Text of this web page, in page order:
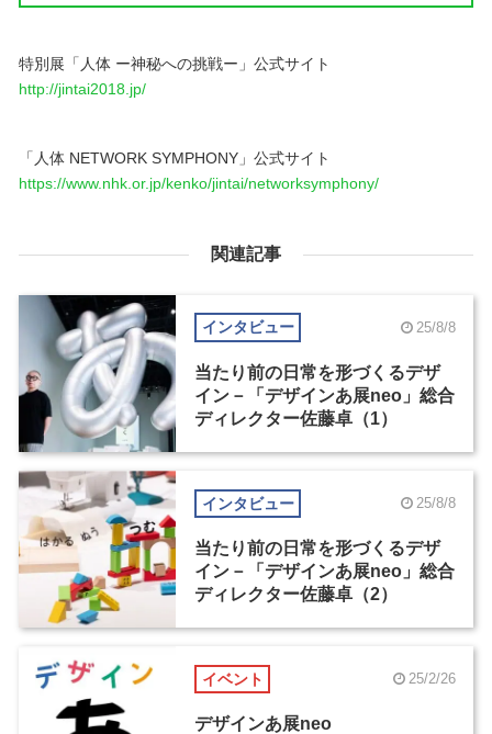
特別展「人体 ー神秘への挑戦ー」公式サイト
http://jintai2018.jp/
「人体 NETWORK SYMPHONY」公式サイト
https://www.nhk.or.jp/kenko/jintai/networksymphony/
関連記事
インタビュー 25/8/8
当たり前の日常を形づくるデザ
イン－「デザインあ展neo」総合
ディレクター佐藤卓（1）
インタビュー 25/8/8
当たり前の日常を形づくるデザ
イン－「デザインあ展neo」総合
ディレクター佐藤卓（2）
イベント 25/2/26
デザインあ展neo